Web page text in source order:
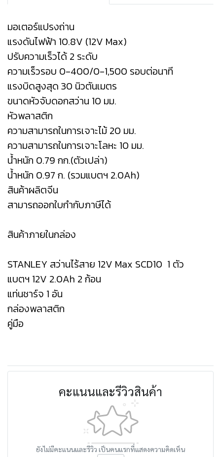
มอเตอร์แปรงถ่าน
แรงดันไฟฟ้า 10.8V (12V Max)
ปรับความเร็วได้ 2 ระดับ
ความเร็วรอบ 0-400/0-1,500 รอบต่อนาที
แรงบิดสูงสุด 30 นิวตันเมตร
ขนาดหัวจับดอกสว่าน 10 มม.
หัวพลาสติก
ความสามารถในการเจาะไม้ 20 มม.
ความสามารถในการเจาะโลหะ 10 มม.
น้ำหนัก 0.79 กก.(ตัวเปล่า)
น้ำหนัก 0.97 ก. (รวมแบตฯ 2.0Ah)
สินค้าผลิตจีน
สามารถออกใบกำกับภาษีได้
สินค้าภายในกล่อง
STANLEY สว่านไร้สาย 12V Max SCD10 1 ตัว
แบตฯ 12V 2.0Ah 2 ก้อน
แท่นชาร์จ 1 อัน
กล่องพลาสติก
คู่มือ
คะแนนและรีวิวสินค้า
ยังไม่มีคะแนนและรีวิว เป็นคนแรกที่แสดงความคิดเห็น